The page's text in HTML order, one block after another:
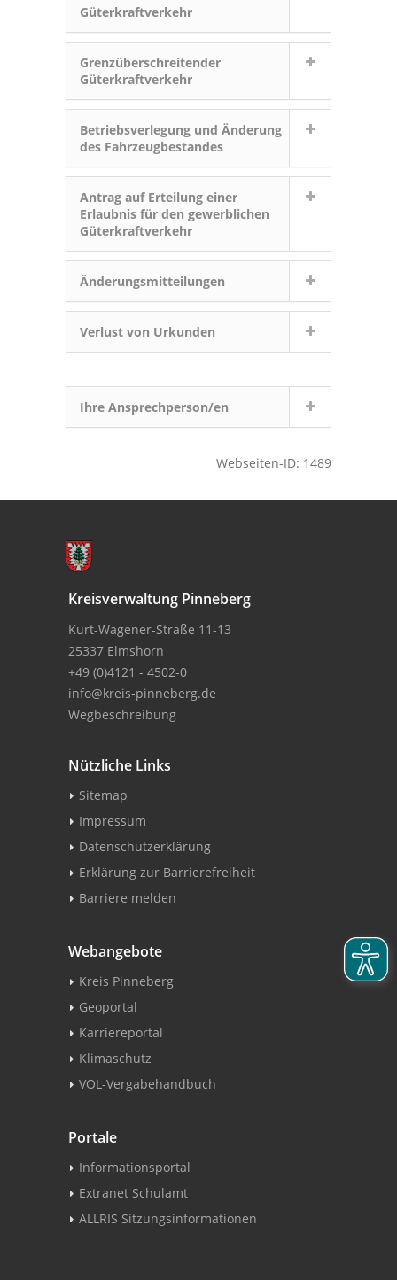
Güterkraftverkehr
Grenzüberschreitender
Güterkraftverkehr
Betriebsverlegung und Änderung
des Fahrzeugbestandes
Antrag auf Erteilung einer
Erlaubnis für den gewerblichen
Güterkraftverkehr
Änderungsmitteilungen
Verlust von Urkunden
Ihre Ansprechperson/en
Webseiten-ID: 1489
Kreisverwaltung Pinneberg
Kurt-Wagener-Straße 11-13
25337 Elmshorn
+49 (0)4121 - 4502-0
info@kreis-pinneberg.de
Wegbeschreibung
Nützliche Links
Sitemap
Impressum
Datenschutzerklärung
Erklärung zur Barrierefreiheit
Barriere melden
Webangebote
Kreis Pinneberg
Geoportal
Karriereportal
Klimaschutz
VOL-Vergabehandbuch
Portale
Informationsportal
Extranet Schulamt
ALLRIS Sitzungsinformationen